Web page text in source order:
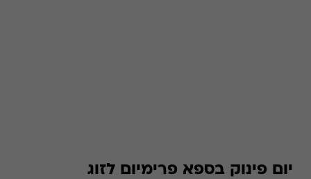
יום פינוק בספא פרימיום לזוג